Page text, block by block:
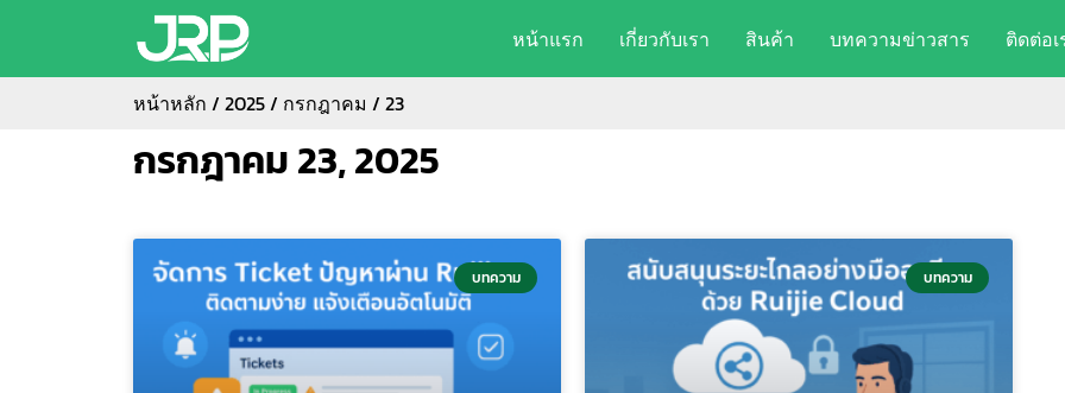
หน้าแรก เกี่ยวกับเรา สินค้า บทความข่าวสาร ติดต่อเ
หน้าหลัก / 2025/ กรกฎาคม / 23
กรกฎาคม 23, 2025
บทความ บทความ